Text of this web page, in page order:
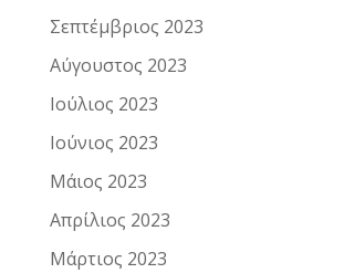
Σεπτέμβριος 2023
Αύγουστος 2023
Ιούλιος 2023
Ιούνιος 2023
Μάιος 2023
Απρίλιος 2023
Μάρτιος 2023